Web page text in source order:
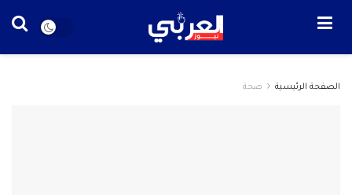
الصفحة الرئيسية صحة